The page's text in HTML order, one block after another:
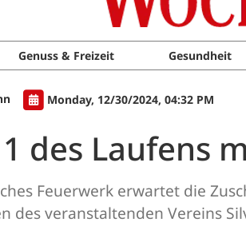
Genuss & Freizeit Gesundheit
Monday, 12/30/2024, 04:32 PM
des Laufens
Feuerwerk erwartet die
des veranstaltenden Vereins